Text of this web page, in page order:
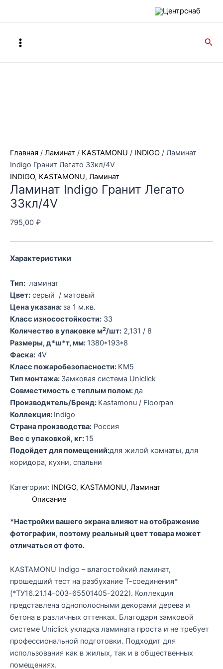
Главная / Ламинат / KASTAMONU / INDIGO / Ламинат
Indigo Гранит Легато 33кл/4V
INDIGO, KASTAMONU, Ламинат
Ламинат Indigo Гранит Легато
33кл/4V
795,00 ₽
Характеристики
Тип: ламинат
Цвет: серый / матовый
Цена указана:за 1 м.кв.
Класс износостойкости: 33
Количество в упаковке м2/шт: 2,131 / 8
Размеры, д*ш*т, мм: 1380*193*8
Фаска: 4V
Класс пожаробезопасности: KM5
Тип монтажа: Замковая система Uniclick
Совместимость с теплым полом:да
Производитель/Бренд: Kastamonu / Floorpan
Коллекция: Indigo
Страна производства: Россия
Вес с упаковкой, кг: 15
Подойдет для помещений:для жилой комнаты, для
коридора, кухни, спальни
Категории: INDIGO, KASTAMONU, Ламинат
Описание
*Настройки вашего экрана влияют на отображение
фотографии, поэтому реальный цвет товара может
отличаться от фото.
KASTAMONU Indigo – влагостойкий ламинат,
прошедший тест на разбухание Т-соединения*
(*ТУ16.21.14-003-65501405-2022). Коллекция
представлена однополосными декорами дерева и
бетона в различных оттенках. Благодаря замковой
системе Uniclick укладка ламината проста и не требует
профессиональной подготовки. Подходит для
использования как в жилых, так и в общественных
помещениях.